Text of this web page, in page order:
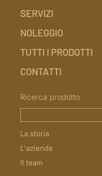
SERVIZI
NOLEGGIO
TUTTI I PRODOTTI
CONTATTI
Ricerca prodotto
La storia
L'azienda
Il team